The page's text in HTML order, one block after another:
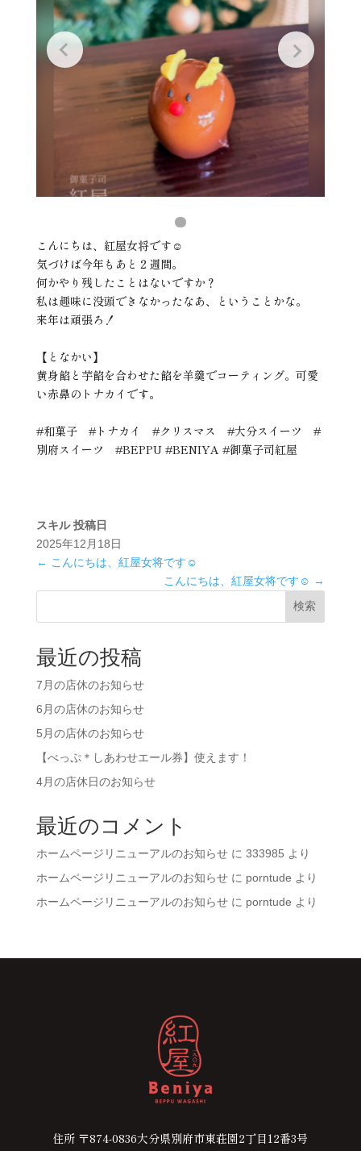
こんにちは、紅屋女将です☺️
気づけば今年もあと２週間。
何かやり残したことはないですか？
私は趣味に没頭できなかったなあ、ということかな。
来年は頑張ろ！
【となかい】
黄身餡と芋餡を合わせた餡を羊羹でコーティング。可愛
い赤鼻のトナカイです。
#和菓子 #トナカイ #クリスマス #大分スイーツ #
別府スイーツ #BEPPU #BENIYA #御菓子司紅屋
スキル 投稿日
2025年12月18日
← こんにちは、紅屋女将です☺️
こんにちは、紅屋女将です☺️ →
検索
最近の投稿
7月の店休のお知らせ
6月の店休のお知らせ
5月の店休のお知らせ
【べっぷ＊しあわせエール券】使えます！
4月の店休日のお知らせ
最近のコメント
ホームページリニューアルのお知らせに 333985 より
ホームページリニューアルのお知らせに porntude より
ホームページリニューアルのお知らせに porntude より
住所 〒874-0836大分県別府市東荘園2丁目12番3号